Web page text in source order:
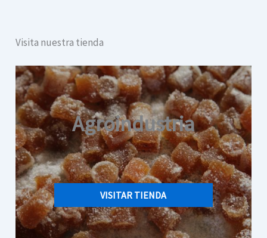
Visita nuestra tienda
Agroindustria
VISITAR TIENDA